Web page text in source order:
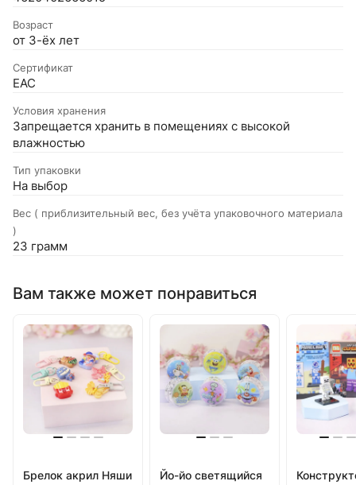
Возраст
от 3-ёх лет
Сертификат
EAC
Условия хранения
Запрещается хранить в помещениях с высокой
влажностью
Тип упаковки
На выбор
Вес ( приблизительный вес, без учёта упаковочного материала
)
23 грамм
Вам также может понравиться
Брелок акрил Няши
Йо-йо светящийся